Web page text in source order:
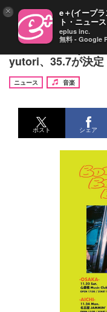
Conton Candy 対
yutori、35.7が決定
ニュース
音楽
ポスト シェア
× e＋(イープ
ト・ニュー
eplus inc.
無料 - Google